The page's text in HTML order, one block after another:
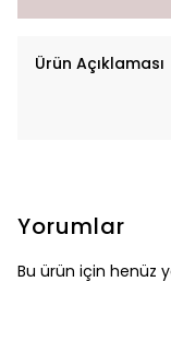
Ürün Açıklaması
Yorumlar
Bu ürün için henüz